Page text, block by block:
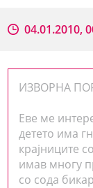
04.01.2010,
ИЗВОРНА
Еве ме
детето има
крајниците
имав многу
со сода